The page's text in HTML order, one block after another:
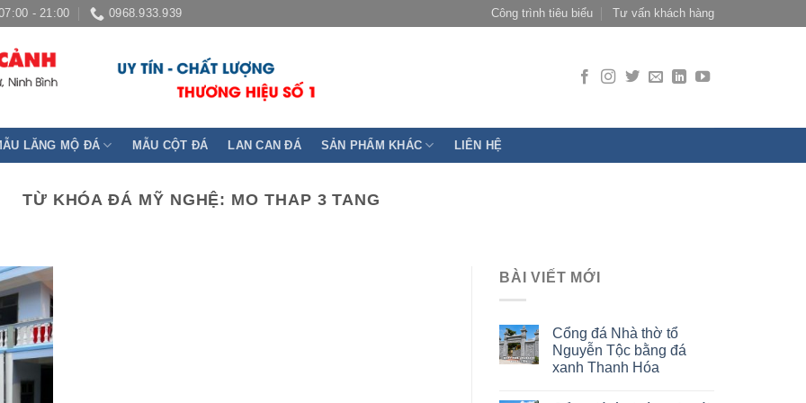
- 21:00 0968.933.939 Công trình tiêu biểu Tư vấn khách hàng
LĂNG MỘ ĐÁ MẪU CỘT ĐÁ LAN CAN ĐÁ SẢN PHẨM KHÁC LIÊN HỆ
TỪ KHÓA ĐÁ MỸ NGHỆ: MO THAP 3 TANG
BÀI VIẾT MỚI
Cổng đá Nhà thờ tổ
Nguyễn Tộc bằng đá
xanh Thanh Hóa